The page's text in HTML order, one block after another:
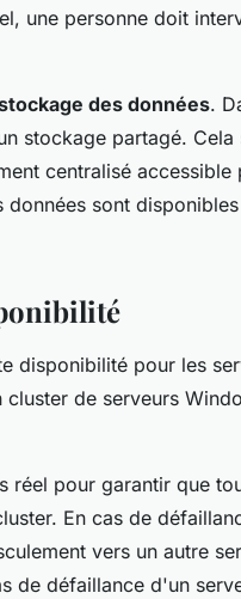
une personne doit
des données.
stockage partagé. Cela
centralisé accessible
sont
disponibilité pour les
de serveurs
réel pour garantir que
En cas de
vers un autre
de défaillance d'un